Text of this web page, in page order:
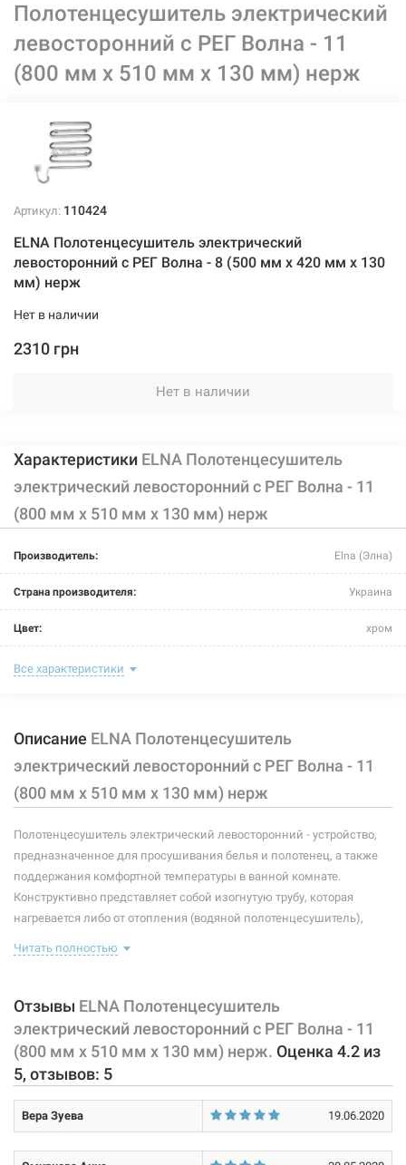
Полотенцесушитель электрический
левосторонний с РЕГ Волна - 11
(800 мм х 510 мм х 130 мм) нерж
Артикул: 110424
ELNA Полотенцесушитель электрический
левосторонний с РЕГ Волна - 8 (500 мм х 420 мм х 130
мм) нерж
Нет в наличии
2310 грн
Нет в наличии
Характеристики ELNA Полотенцесушитель
электрический левосторонний с РЕГ Волна - 11
(800 мм х 510 мм х 130 мм) нерж
Производитель: Elna (Элна)
Страна производителя: Украина
Цвет: хром
Ширина:
Высота:
Мощность: 75 Вт
Максимальная температура: +55°C
Тип подключения: левосторонний
Материал корпуса: нержавеющая сталь
Покрытие корпуса:
Все характеристики
Описание ELNA Полотенцесушитель
электрический левосторонний с РЕГ Волна - 11
(800 мм х 510 мм х 130 мм) нерж
Полотенцесушитель электрический левосторонний - устройство,
предназначенное для просушивания белья и полотенец, а также
поддержания комфортной температуры в ванной комнате.
Конструктивно представляет собой изогнутую трубу, которая
нагревается либо от отопления (водяной полотенцесушитель),
Плюс ко всему, правильно подобранный полотенцесушитель
температуры нагрева на вилке.
Характеристики и конфигурация изделия, а также комплектация
товара могут изменяться производителем без уведомления. За
внесенные производителем изменения, магазин ответственности
не несет.
Читать полностью
Отзывы ELNA Полотенцесушитель
электрический левосторонний с РЕГ Волна - 11
(800 мм х 510 мм х 130 мм) нерж. Оценка 4.2 из
5, отзывов: 5
Вера Зуева 19.06.2020